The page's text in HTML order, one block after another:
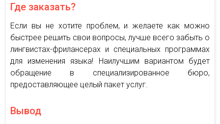
Где заказать?
Если вы не хотите проблем, и желаете как можно
быстрее решить свои вопросы, лучше всего забыть о
лингвистах-фрилансерах и специальных программах
для изменения языка! Наилучшим вариантом будет
обращение в специализированное бюро,
предоставляющее целый пакет услуг.
Вывод